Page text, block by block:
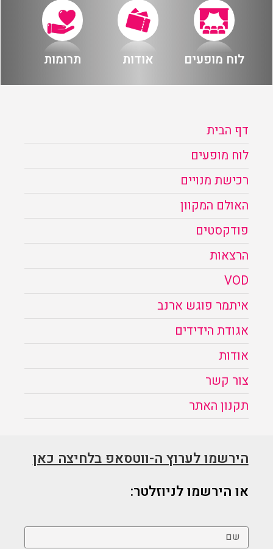
לוח מופעים אודות תרומות
דף הבית
לוח מופעים
רכישת מנויים
האולם המקוון
פודקסטים
הרצאות
VOD
איתמר פוגש ארנב
אגודת הידידים
אודות
צור קשר
תקנון האתר
הירשמו לערוץ ה-ווטסאפ בלחיצה כאן
או הירשמו לניוזלטר: